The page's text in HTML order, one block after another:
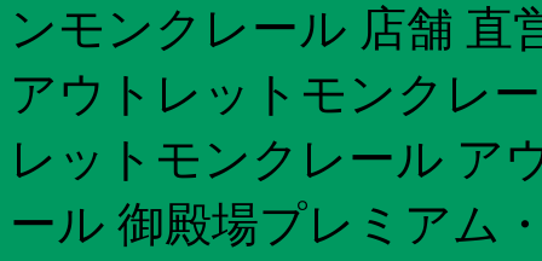
ンモンクレール 店舗 直
アウトレットモンクレ
レットモンクレール ア
ール 御殿場プレミアム